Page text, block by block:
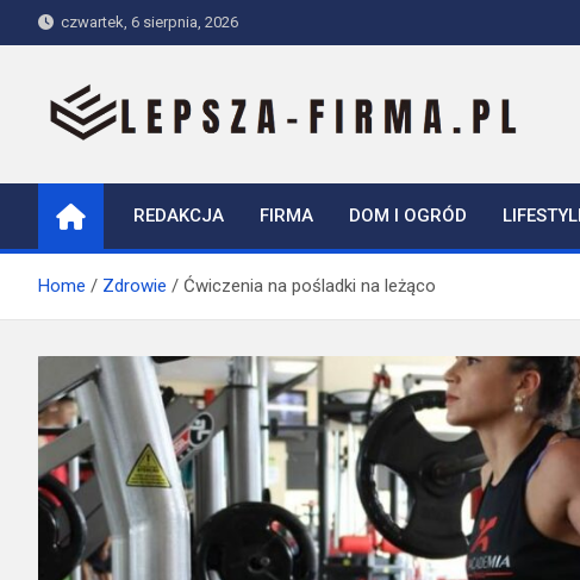
to
czwartek, 6 sierpnia, 2026
Lepsza-firma.pl
REDAKCJA FIRMA DOM I OGRÓD
Home Zdrowie Ćwiczenia na pośladki na leżąco